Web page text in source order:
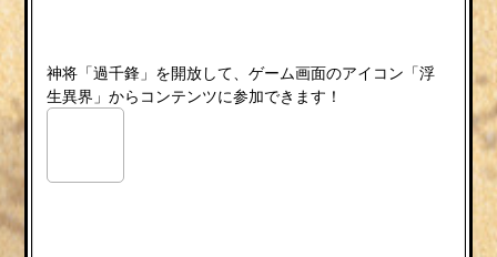
神将「過千鋒」を開放して、ゲーム画面のアイコン「浮
生異界」からコンテンツに参加できます！